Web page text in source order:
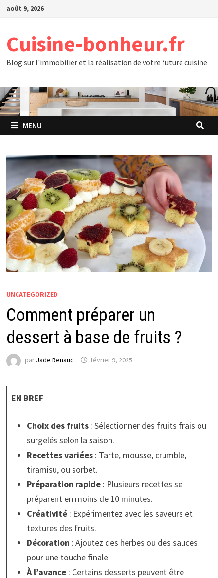
Passer
août 9, 2026
Cuisine-bonheur.fr
Blog sur l'immobilier et la réalisation de votre future cuisine
MENU
UNCATEGORIZED
Comment préparer un
dessert à base de fruits ?
par Jade Renaud février 9, 2025
EN BREF
Choix des fruits : Sélectionner des fruits frais ou
surgelés selon la saison.
Recettes variées : Tarte, mousse, crumble,
tiramisu, ou sorbet.
Préparation rapide : Plusieurs recettes se
préparent en moins de 10 minutes.
Créativité : Expérimentez avec les saveurs et
textures des fruits.
Décoration : Ajoutez des herbes ou des sauces
pour une touche finale.
À l’avance : Certains desserts peuvent être